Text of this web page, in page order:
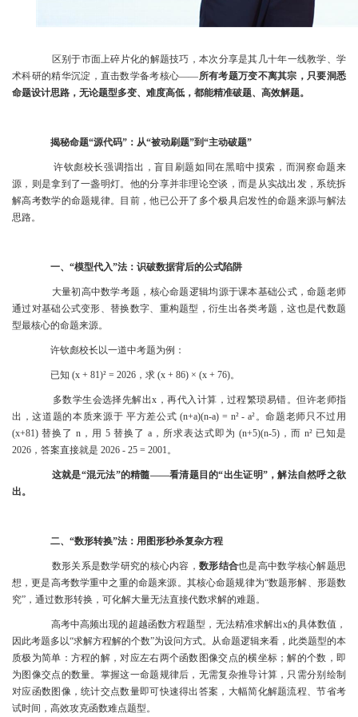
区别于市面上碎片化的解题技巧，本次分享是其几十年一线教学、学
术科研的精华沉淀，直击数学备考核心——所有考题万变不离其宗，只要洞悉
命题设计思路，无论题型多变、难度高低，都能精准破题、高效解题。
揭秘命题“源代码”：从“被动刷题”到“主动破题”
许钦彪校长强调指出，盲目刷题如同在黑暗中摸索，而洞察命题来
源，则是拿到了一盏明灯。他的分享并非理论空谈，而是从实战出发，系统拆
解高考数学的命题规律。目前，他已公开了多个极具启发性的命题来源与解法
思路。
一、“模型代入”法：识破数据背后的公式陷阱
大量初高中数学考题，核心命题逻辑均源于课本基础公式，命题老师
通过对基础公式变形、替换数字、重构题型，衍生出各类考题，这也是代数题
型最核心的命题来源。
许钦彪校长以一道中考题为例：
已知 (x + 81)² = 2026，求 (x + 86) × (x + 76)。
多数学生会选择先解出x，再代入计算，过程繁琐易错。但许老师指
出，这道题的本质来源于 平方差公式 (n+a)(n-a) = n² - a²。命题老师只不过用
(x+81) 替换了 n，用 5 替换了 a，所求表达式即为 (n+5)(n-5)，而 n² 已知是
2026，答案直接就是 2026 - 25 = 2001。
这就是“混元法”的精髓——看清题目的“出生证明”，解法自然呼之欲
出。
二、“数形转换”法：用图形秒杀复杂方程
数形关系是数学研究的核心内容，数形结合也是高中数学核心解题思
想，更是高考数学重中之重的命题来源。其核心命题规律为“数题形解、形题数
究”，通过数形转换，可化解大量无法直接代数求解的难题。
高考中高频出现的超越函数方程题型，无法精准求解出x的具体数值，
因此考题多以“求解方程解的个数”为设问方式。从命题逻辑来看，此类题型的本
质极为简单：方程的解，对应左右两个函数图像交点的横坐标；解的个数，即
为图像交点的数量。掌握这一命题规律后，无需复杂推导计算，只需分别绘制
对应函数图像，统计交点数量即可快速得出答案，大幅简化解题流程、节省考
试时间，高效攻克函数难点题型。